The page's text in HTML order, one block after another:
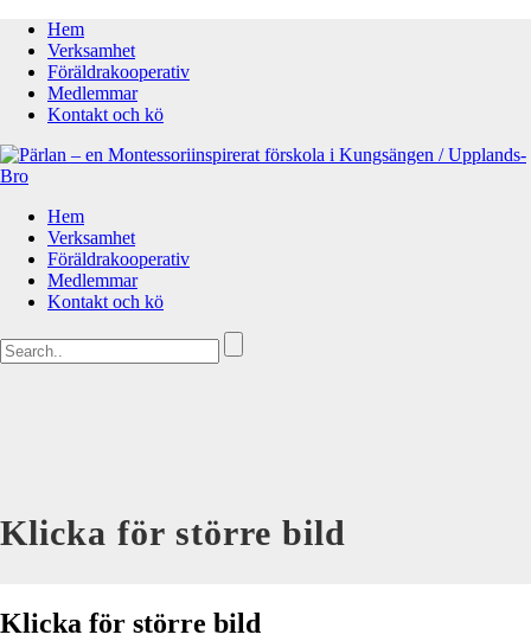
Hem
Verksamhet
Föräldrakooperativ
Medlemmar
Kontakt och kö
Hem
Verksamhet
Föräldrakooperativ
Medlemmar
Kontakt och kö
Klicka för större bild
Klicka för större bild